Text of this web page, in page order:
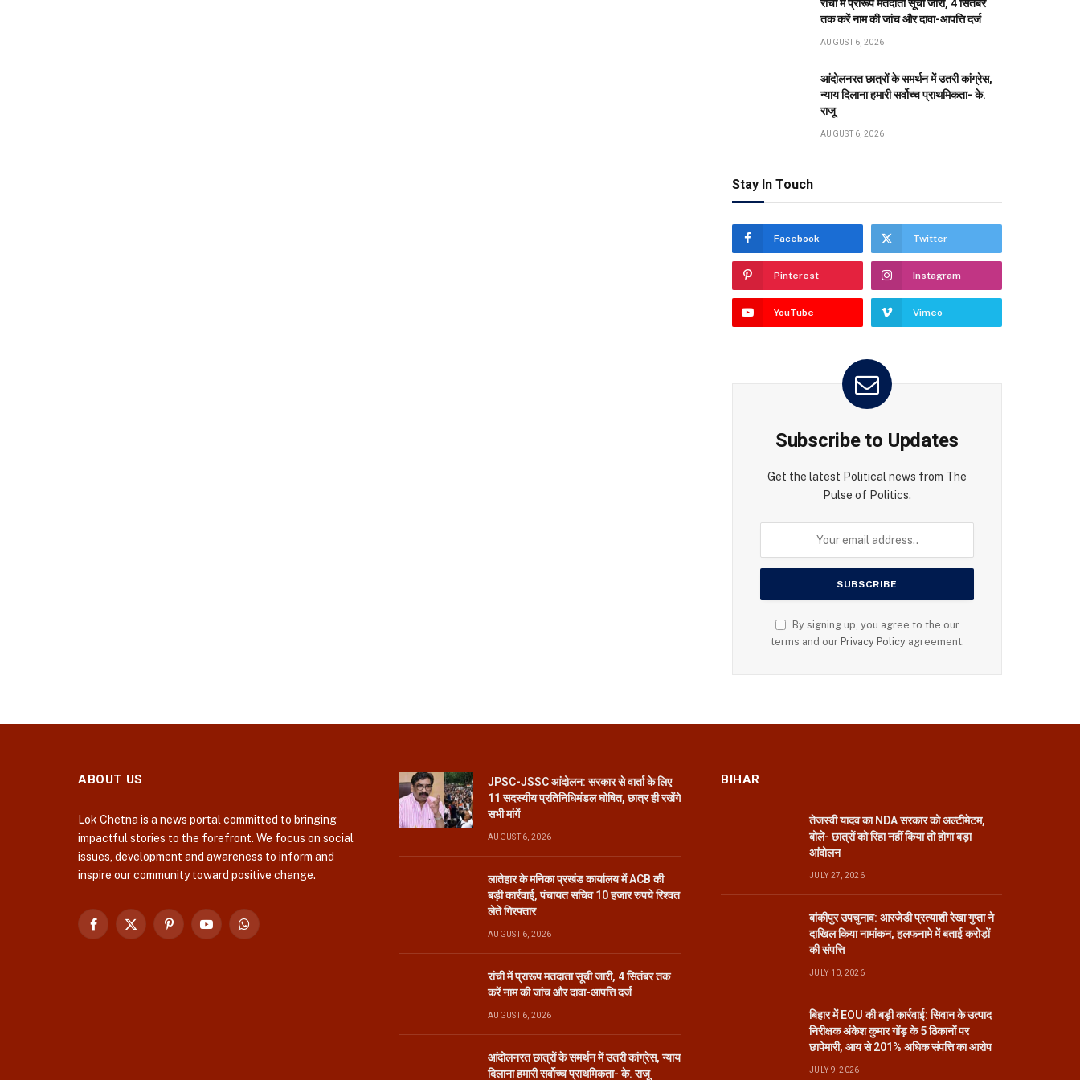
रांची में प्रारूप मतदाता सूची जारी, 4 सितंबर
तक करें नाम की जांच और दावा-आपत्ति दर्ज
AUGUST 6, 2026
आंदोलनरत छात्रों के समर्थन में उतरी कांग्रेस,
न्याय दिलाना हमारी सर्वोच्च प्राथमिकता- के.
राजू
AUGUST 6, 2026
Stay In Touch
Facebook Twitter
Pinterest Instagram
YouTube Vimeo
Subscribe to Updates
Get the latest Political news from The
Pulse of Politics.
By signing up, you agree to the our
terms and our Privacy Policyagreement.
ABOUT US
Lok Chetna is a news portal committed to bringing
impactful stories to the forefront. We focus on social
issues, development and awareness to inform and
inspire our community toward positive change.
Facebook
X
PinterestYouTubeWhatsApp
JPSC-JSSC आंदोलन: सरकार से वार्ता के लिए
11 सदस्यीय प्रतिनिधिमंडल घोषित, छात्र ही रखेंगे
सभी मांगें
AUGUST 6, 2026
लातेहार के मनिका प्रखंड कार्यालय में ACB की
बड़ी कार्रवाई, पंचायत सचिव 10 हजार रुपये रिश्वत
लेते गिरफ्तार
AUGUST 6, 2026
रांची में प्रारूप मतदाता सूची जारी, 4 सितंबर तक
करें नाम की जांच और दावा-आपत्ति दर्ज
AUGUST 6, 2026
आंदोलनरत छात्रों के समर्थन में उतरी कांग्रेस, न्याय
दिलाना हमारी सर्वोच्च प्राथमिकता- के. राजू
BIHAR
तेजस्वी यादव का NDA सरकार को अल्टीमेटम,
बोले- छात्रों को रिहा नहीं किया तो होगा बड़ा
आंदोलन
JULY 27, 2026
बांकीपुर उपचुनाव: आरजेडी प्रत्याशी रेखा गुप्ता ने
दाखिल किया नामांकन, हलफनामे में बताई करोड़ों
की संपत्ति
JULY 10, 2026
बिहार में EOU की बड़ी कार्रवाई: सिवान के उत्पाद
निरीक्षक अंकेश कुमार गोंड़ के 5 ठिकानों पर
छापेमारी, आय से 201% अधिक संपत्ति का आरोप
JULY 9, 2026